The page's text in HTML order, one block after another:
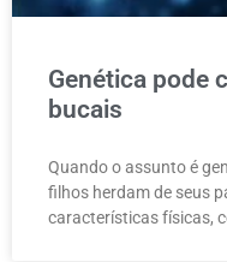
Genética pode
bucais
Quando o assunto é
filhos herdam de seus
características físicas,